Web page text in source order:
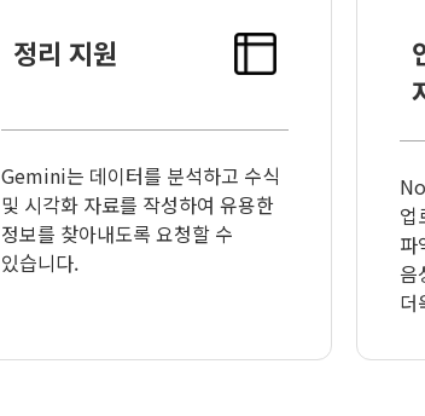
정리 지원
Gemini는 데이터를 분석하고 수식
및 시각화 자료를 작성하여 유용한
정보를 찾아내도록 요청할 수
있습니다.
업
파
음
더